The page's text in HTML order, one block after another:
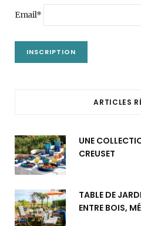
Email*
ARTICLES
UNE
CREUSET
TABLE DE
ENTRE BOIS,